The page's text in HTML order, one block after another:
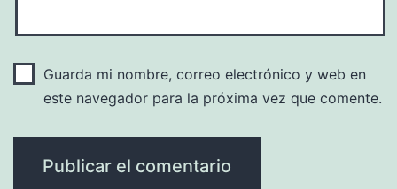
Guarda mi nombre, correo electrónico y web en
este navegador para la próxima vez que comente.